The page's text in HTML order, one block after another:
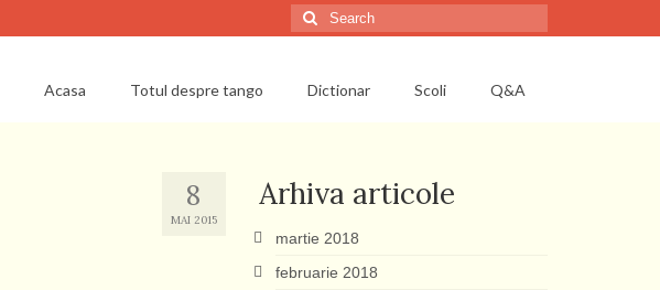
Search
for:
Acasa Totul despre tango Dictionar Scoli Q&A
8
MAI 2015
Arhiva articole
martie 2018
februarie 2018